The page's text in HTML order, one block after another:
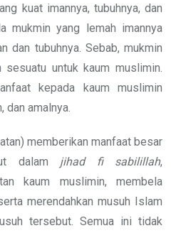
kuat imannya, tubuhnya, dan
mukmin yang lemah imannya
dan tubuhnya. Sebab, mukmin
untuk kaum muslimin.
kepada kaum muslimin
dan amalnya.
memberikan manfaat besar
dalam jihad fi sabilillah,
kaum muslimin, membela
merendahkan musuh Islam
tersebut. Semua ini tidak